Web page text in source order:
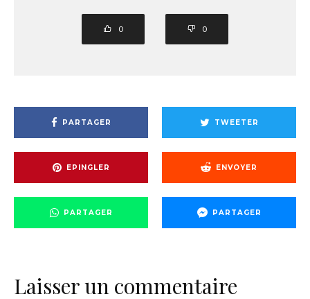
0 0
PARTAGER TWEETER
EPINGLER ENVOYER
PARTAGER PARTAGER
Laisser un commentaire